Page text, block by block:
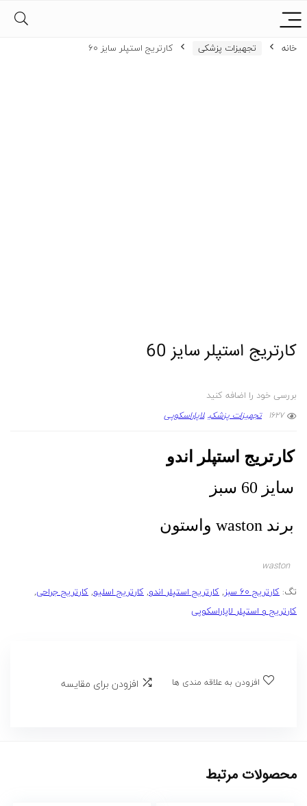
خانه تجهیزات پزشکی کارتریج استپلر سایز 60
کارتریج استپلر سایز 60
بررسی خود را اضافه کنید
1627 تجهیزات پزشکی لاپاراسکوپی
کارتریج استپلر اندو
سایز 60 سبز
برند waston واستون
waston
تگ: کارتریج 60 سبز ,کارتریج استپلر اندو,کارتریج اسلیو,کارتریج جراحی,
کارتریج و استپلر لاپاراسکوپی
افزودن به علاقه مندی ها افزودن برای مقایسه
محصولات مرتبط